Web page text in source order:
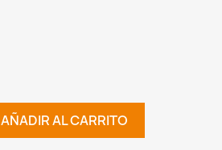
AÑADIR AL CARRITO